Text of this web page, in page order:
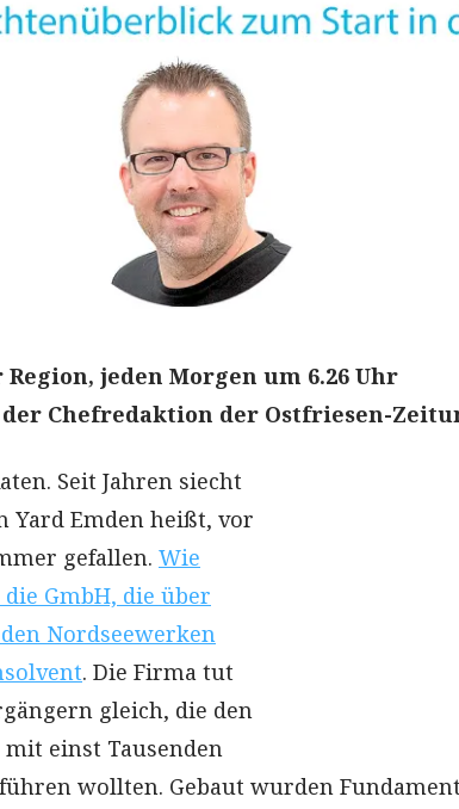
jeden Morgen um 6.26 Uhr
Chefredaktion der Ostfriesen-
Seit Jahren siecht
Yard Emden heißt, vor
gefallen. Wie
GmbH, die über
Nordseewerken
. Die Firma tut
gleich, die den
einst Tausenden
wollten. Gebaut wurden